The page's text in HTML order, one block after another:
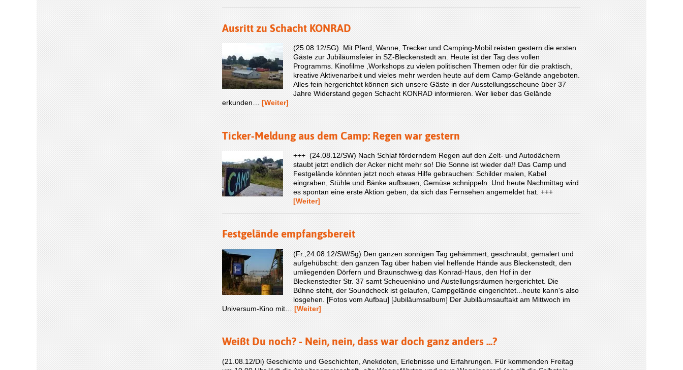
Ausritt zu Schacht KONRAD
(25.08.12/SG) Mit Pferd, Wanne, Trecker und Camping-Mobil reisten gestern die ersten
Gäste zur Jubiläumsfeier in SZ-Bleckenstedt an. Heute ist der Tag des vollen
Programms. Kinofilme ,Workshops zu vielen politischen Themen oder für die praktisch,
kreative Aktivenarbeit und vieles mehr werden heute auf dem Camp-Gelände angeboten.
Alles fein hergerichtet können sich unsere Gäste in der Ausstellungsscheune über 37
Jahre Widerstand gegen Schacht KONRAD informieren. Wer lieber das Gelände
erkunden… [Weiter]
Ticker-Meldung aus dem Camp: Regen war gestern
+++ (24.08.12/SW) Nach Schlaf förderndem Regen auf den Zelt- und Autodächern
staubt jetzt endlich der Acker nicht mehr so! Die Sonne ist wieder da!! Das Camp und
Festgelände könnten jetzt noch etwas Hilfe gebrauchen: Schilder malen, Kabel
eingraben, Stühle und Bänke aufbauen, Gemüse schnippeln. Und heute Nachmittag wird
es spontan eine erste Aktion geben, da sich das Fernsehen angemeldet hat. +++
[Weiter]
Festgelände empfangsbereit
(Fr.,24.08.12/SW/Sg) Den ganzen sonnigen Tag gehämmert, geschraubt, gemalert und
aufgehübscht: den ganzen Tag über haben viel helfende Hände aus Bleckenstedt, den
umliegenden Dörfern und Braunschweig das Konrad-Haus, den Hof in der
Bleckenstedter Str. 37 samt Scheuenkino und Austellungsräumen hergerichtet. Die
Bühne steht, der Soundcheck ist gelaufen, Campgelände eingerichtet...heute kann's also
losgehen. [Fotos vom Aufbau] [Jubiläumsalbum] Der Jubiläumsauftakt am Mittwoch im
Universum-Kino mit… [Weiter]
Weißt Du noch? - Nein, nein, dass war doch ganz anders ...?
(21.08.12/Di) Geschichte und Geschichten, Anekdoten, Erlebnisse und Erfahrungen. Für kommenden Freitag